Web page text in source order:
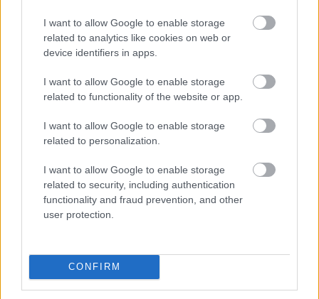
I want to allow Google to enable storage
related to analytics like cookies on web or
device identifiers in apps.
I want to allow Google to enable storage
related to functionality of the website or app.
I want to allow Google to enable storage
related to personalization.
I want to allow Google to enable storage
related to security, including authentication
functionality and fraud prevention, and other
user protection.
CONFIRM
Όποτε μας κάνει κέφι
ΚΡΙ ΚΡΙ, από την άλλη, συγκλήθηκε έκτακτη
Γενική Συνέλευση. Προσπερνώ το θέμα της
εκλογής νέου Διοικητικού Συμβουλίου και
της πολιτικής αποδοχών. Αναμένοντας
περισσότερες λεπτομέρειες, επανέρχομαι με το
ερώτημα: πώς ακριβώς συμβάλλει στην εταιρική